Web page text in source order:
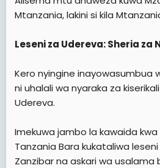
Mtanzania, lakini si kila
Leseni za Udereva: Sheria za
Kero nyingine inayowasumbua
ni uhalali wa nyaraka za
Udereva.
Imekuwa jambo la kawaida
Tanzania Bara kukataliwa
Zanzibar na askari wa